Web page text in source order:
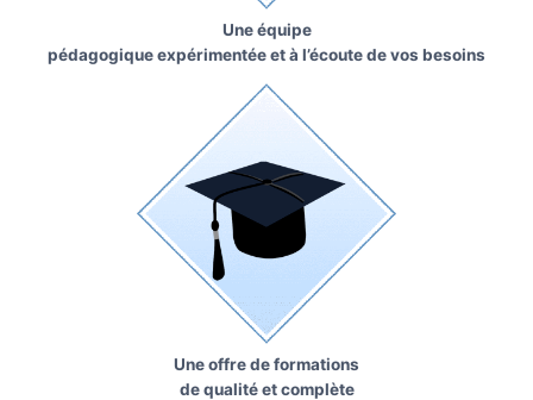
Une équipe
pédagogique expérimentée et à l’écoute de vos besoins
Une offre de formations
de qualité et complète